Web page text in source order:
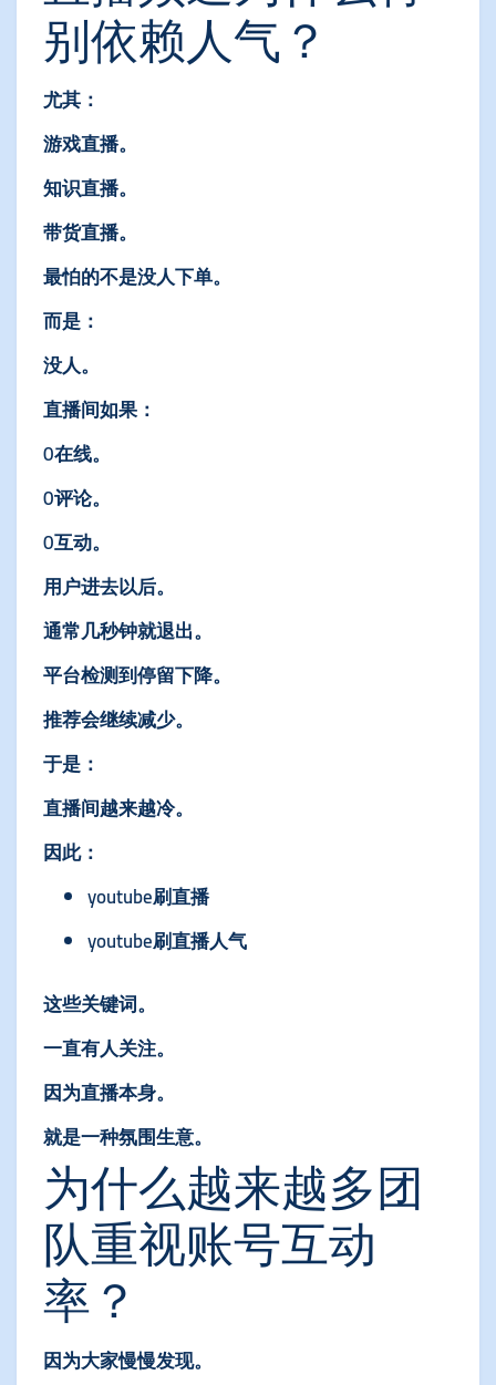
别依赖人气？
尤其：
游戏直播。
知识直播。
带货直播。
最怕的不是没人下单。
而是：
没人。
直播间如果：
0在线。
0评论。
0互动。
用户进去以后。
通常几秒钟就退出。
平台检测到停留下降。
推荐会继续减少。
于是：
直播间越来越冷。
因此：
youtube刷直播
youtube刷直播人气
这些关键词。
一直有人关注。
因为直播本身。
就是一种氛围生意。
为什么越来越多团
队重视账号互动
率？
因为大家慢慢发现。